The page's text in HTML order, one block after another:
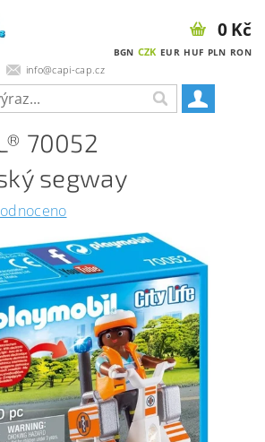
info@capi-cap.cz
BGN CZK EUR HUF PLN RON
0 Kč
70052
segway